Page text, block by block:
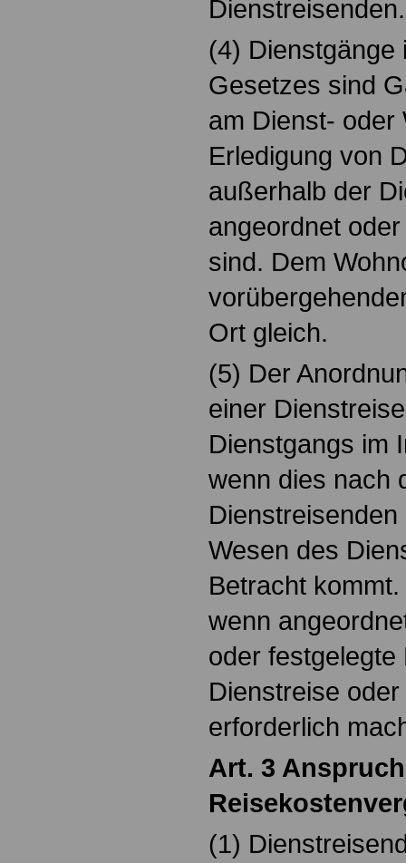
Dienstreisenden.
(4) Dienstgänge
Gesetzes sind
am Dienst- oder
Erledigung von
außerhalb der
angeordnet
sind. Dem
Ort gleich.
(5) Der
einer
Dienstgangs im
wenn dies nach
Wesen des
Betracht
wenn
oder festgelegte
Dienstreise
erforderlich
Art. 3
(1)